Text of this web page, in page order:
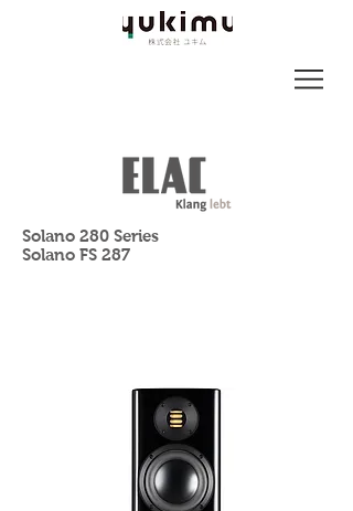
Solano 280 Series
Solano FS 287